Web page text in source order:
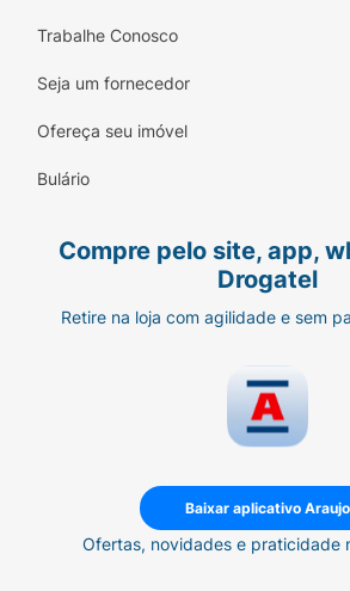
Trabalhe Conosco
Seja um fornecedor
Ofereça seu imóvel
Bulário
Compre pelo site, app,
Drogatel
Retire na loja com agilidade e sem
Baixar aplicativo Araujo
Ofertas, novidades e praticidade